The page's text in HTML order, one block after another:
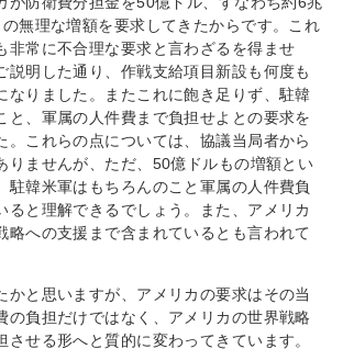
無理な増額を要求してきたからです。これ
非常に不合理な要求と言わざるを得ませ
説明した通り、作戦支給項目新設も何度も
なりました。またこれに飽き足りず、駐韓
と、軍属の人件費まで負担せよとの要求を
。これらの点については、協議当局者から
りませんが、ただ、50億ドルもの増額とい
駐韓米軍はもちろんのこと軍属の人件費負
ると理解できるでしょう。また、アメリカ
略への支援まで含まれているとも言われて
かと思いますが、アメリカの要求はその当
の負担だけではなく、アメリカの世界戦略
させる形へと質的に変わってきています。